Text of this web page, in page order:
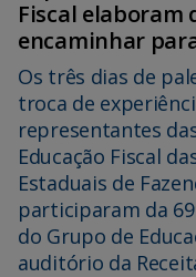
Fiscal elaboram
encaminhar
Os três dias de
troca de
representantes
Educação Fiscal
Estaduais de
participaram da
do Grupo de
auditório da